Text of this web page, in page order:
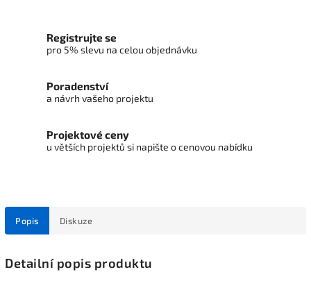
Registrujte se
pro 5% slevu na celou objednávku
Poradenství
a návrh vašeho projektu
Projektové ceny
u větších projektů si napište o cenovou nabídku
Popis Diskuze
Detailní popis produktu